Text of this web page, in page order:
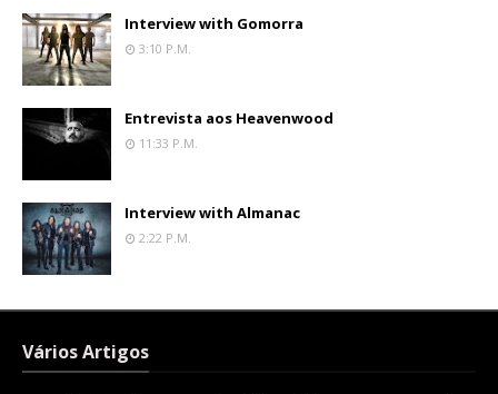
Interview with Gomorra
3:10 P.m.
Entrevista aos Heavenwood
11:33 P.m.
Interview with Almanac
2:22 P.m.
Vários Artigos